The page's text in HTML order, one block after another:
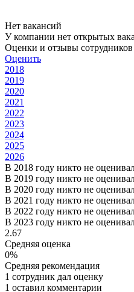
Нет вакансий
У компании нет открытых
Оценки и отзывы
Оценить
2018
2019
2020
2021
2022
2023
2024
2025
2026
В 2018 году никто не
В 2019 году никто не
В 2020 году никто не
В 2021 году никто не
В 2022 году никто не
В 2023 году никто не
2.67
Средняя оценка
0%
Средняя рекомендация
1 сотрудник дал оценку
1 оставил комментарии